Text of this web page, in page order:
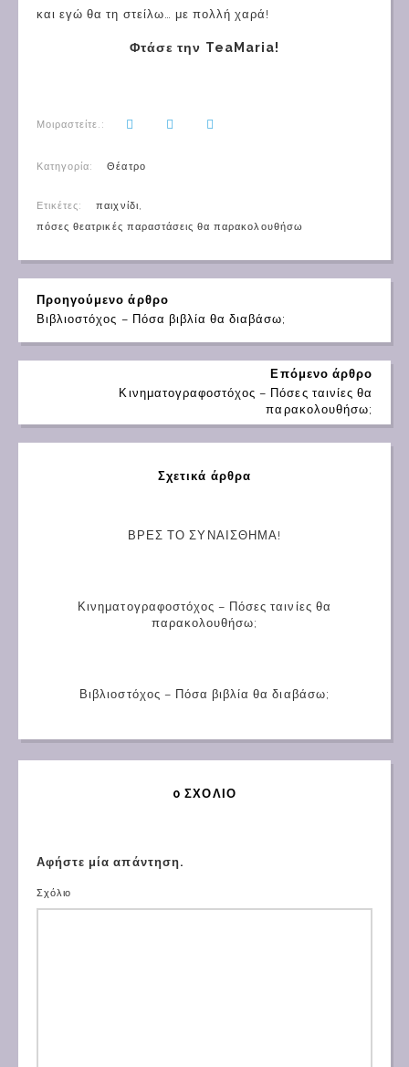
και εγώ θα τη στείλω… με πολλή χαρά!
Φτάσε την TeaMaria!
Μοιραστείτε.:
Κατηγορία: Θέατρο
Ετικέτες: παιχνίδι
πόσες θεατρικές παραστάσεις θα παρακολουθήσω
Προηγούμενο άρθρο
Βιβλιοστόχος – Πόσα βιβλία θα διαβάσω;
Επόμενο άρθρο
Κινηματογραφοστόχος – Πόσες ταινίες θα
παρακολουθήσω;
Σχετικά άρθρα
ΒΡΕΣ ΤΟ ΣΥΝΑΙΣΘΗΜΑ!
Κινηματογραφοστόχος – Πόσες ταινίες θα
παρακολουθήσω;
Βιβλιοστόχος – Πόσα βιβλία θα διαβάσω;
0 ΣΧΌΛΙΟ
Αφήστε μία απάντηση.
Σχόλιο